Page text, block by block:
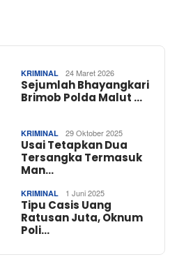
KRIMINAL 24 Maret 2026
Sejumlah Bhayangkari
Brimob Polda Malut …
KRIMINAL 29 Oktober 2025
Usai Tetapkan Dua
Tersangka Termasuk
Man…
KRIMINAL 1 Juni 2025
Tipu Casis Uang
Ratusan Juta, Oknum
Poli…